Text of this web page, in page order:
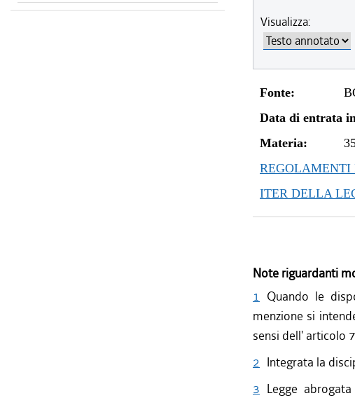
Visualizza:
Fonte:
Data di entrata
Materia:
REGOLAMENTI
ITER DELLA
Note riguardanti
1 Quando le
menzione si
sensi dell' articolo
2 Integrata la
3 Legge